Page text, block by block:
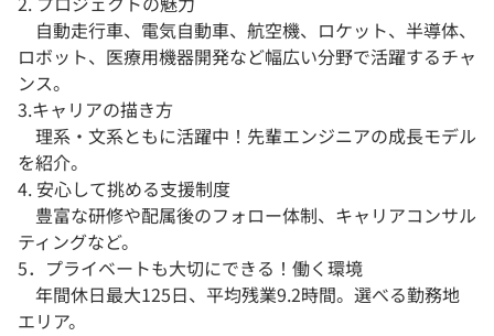
自動走行車、電気自動車、航空機、ロケット、半導体、
ロボット、医療用機器開発など幅広い分野で活躍するチャ
ンス。
3.キャリアの描き方
理系・文系ともに活躍中！先輩エンジニアの成長モデル
を紹介。
4. 安心して挑める支援制度
豊富な研修や配属後のフォロー体制、キャリアコンサル
ティングなど。
5．プライベートも大切にできる！働く環境
年間休日最大125日、平均残業9.2時間。選べる勤務地
エリア。